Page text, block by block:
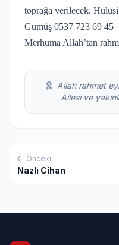
toprağa verilecek.
Gümüş 0537 723 69 45
Merhuma Allah’tan
Allah rahmet
Ailesi ve
Önceki
Nazlı Cihan